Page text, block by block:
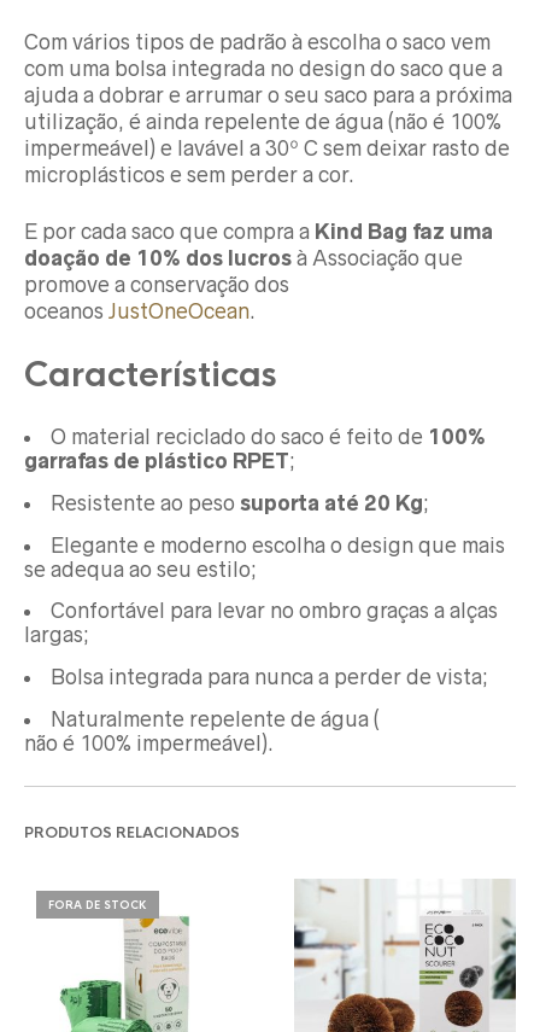
Com vários tipos de padrão à escolha o saco vem
com uma bolsa integrada no design do saco que a
ajuda a dobrar e arrumar o seu saco para a próxima
utilização, é ainda repelente de água (não é 100%
impermeável) e lavável a 30º C sem deixar rasto de
microplásticos e sem perder a cor.
E por cada saco que compra a Kind Bag faz uma
doação de 10% dos lucros à Associação que
promove a conservação dos
oceanos JustOneOcean.
Características
O material reciclado do saco é feito de 100%
garrafas de plástico RPET;
Resistente ao peso suporta até 20 Kg;
Elegante e moderno escolha o design que mais
se adequa ao seu estilo;
Confortável para levar no ombro graças a alças
largas;
Bolsa integrada para nunca a perder de vista;
Naturalmente repelente de água (
não é 100% impermeável ).
PRODUTOS RELACIONADOS
FORA DE STOCK